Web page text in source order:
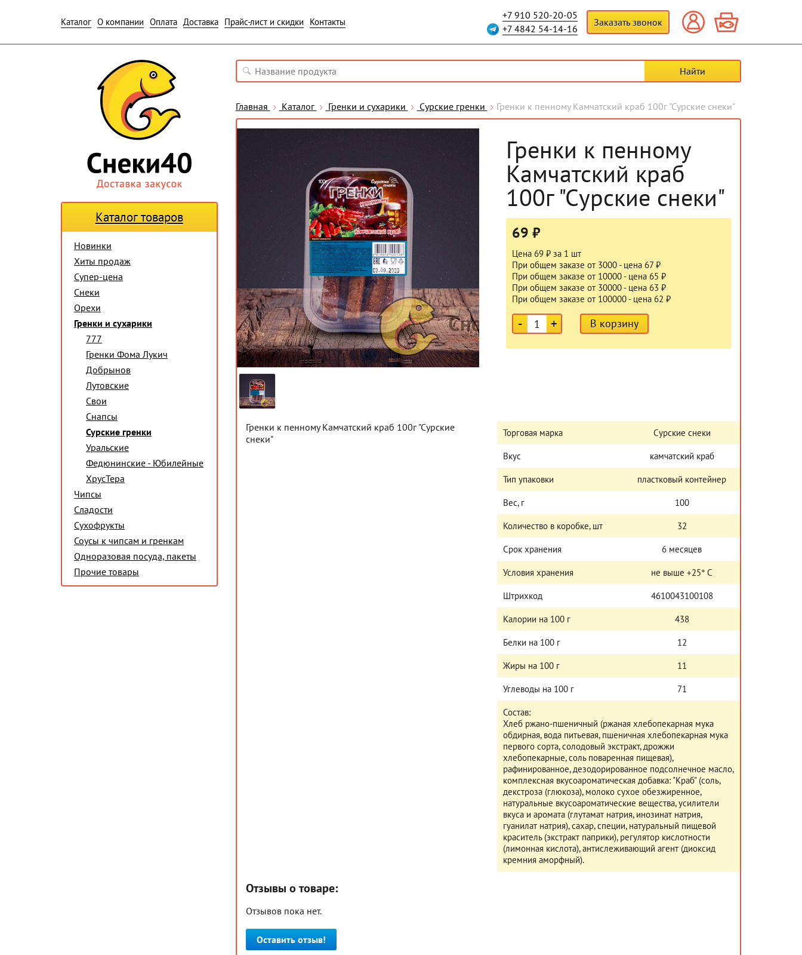
Каталог О компании Оплата Доставка Прайс-лист и скидки Контакты
+7 910 520-20-05
+7 4842 54-14-16
Заказать звонок
Каталог товаров
Новинки
Хиты продаж
Супер-цена
Снеки
Орехи
Гренки и сухарики
777
Гренки Фома Лукич
Добрынов
Лутовские
Свои
Снапсы
Сурские гренки
Уральские
Федюнинские - Юбилейные
ХрусТера
Чипсы
Сладости
Сухофрукты
Соусы к чипсам и гренкам
Одноразовая посуда, пакеты
Прочие товары
Главная Каталог Гренки и сухарики Сурские гренки Гренки к пенному Камчатский краб 100г "Сурские снеки"
Гренки к пенному
Камчатский краб
100г "Сурские снеки"
69 ₽
Цена 69 ₽ за 1 шт
При общем заказе от 3000 - цена 67 ₽
При общем заказе от 10000 - цена 65 ₽
При общем заказе от 30000 - цена 63 ₽
При общем заказе от 100000 - цена 62 ₽
- + В корзину
Гренки к пенному Камчатский краб 100г "Сурские
снеки"
Торговая марка Сурские снеки
Вкус камчатский краб
Тип упаковки пластковый контейнер
Вес, г 100
Количество в коробке, шт 32
Срок хранения 6 месяцев
Условия хранения не выше +25° С
Штрихкод 4610043100108
Калории на 100 г 438
Белки на 100 г 12
Жиры на 100 г 11
Углеводы на 100 г 71
Состав:
Хлеб ржано-пшеничный (ржаная хлебопекарная мука
обдирная, вода питьевая, пшеничная хлебопекарная мука
первого сорта, солодовый экстракт, дрожжи
хлебопекарные, соль поваренная пищевая),
рафинированное, дезодорированное подсолнечное масло,
комплексная вкусоароматическая добавка: "Краб" (соль,
декстроза (глюкоза), молоко сухое обезжиренное,
натуральные вкусоароматические вещества, усилители
вкуса и аромата (глутамат натрия, инозинат натрия,
гуанилат натрия), сахар, специи, натуральный пищевой
краситель (экстракт паприки), регулятор кислотности
(лимонная кислота), антислеживающий агент (диоксид
кремния аморфный).
Отзывы о товаре:
Отзывов пока нет.
Оставить отзыв!